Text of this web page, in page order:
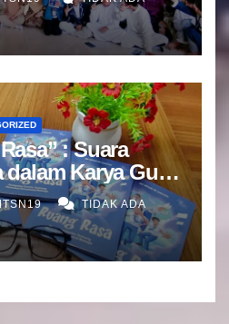
: Suara
dalam Karya Guru
Selatan
TIDAK ADA